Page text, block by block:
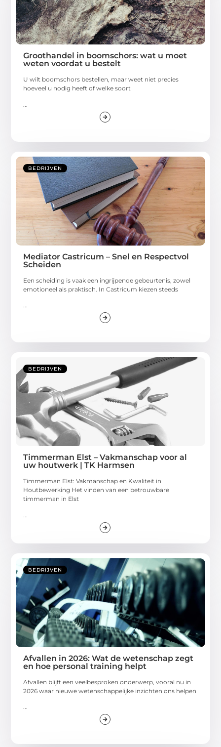
Groothandel in boomschors: wat u moet
weten voordat u bestelt
U wilt boomschors bestellen, maar weet niet precies
hoeveel u nodig heeft of welke soort
BEDRIJVEN
Mediator Castricum – Snel en Respectvol
Scheiden
Een scheiding is vaak een ingrijpende gebeurtenis, zowel
emotioneel als praktisch. In Castricum kiezen steeds
...
BEDRIJVEN
Timmerman Elst – Vakmanschap voor al
uw houtwerk | TK Harmsen
Timmerman Elst: Vakmanschap en Kwaliteit in
Houtbewerking Het vinden van een betrouwbare
timmerman in Elst
BEDRIJVEN
Afvallen in 2026: Wat de wetenschap zegt
en hoe personal training helpt
Afvallen blijft een veelbesproken onderwerp, vooral nu in
2026 waar nieuwe wetenschappelijke inzichten ons helpen